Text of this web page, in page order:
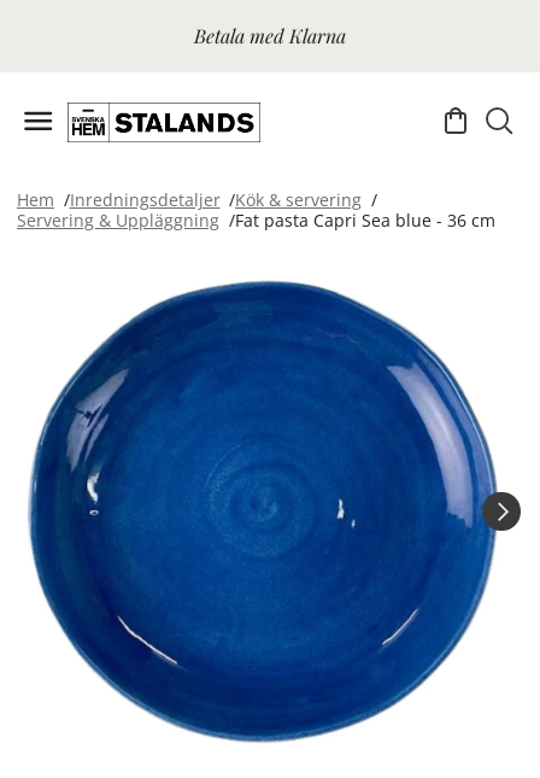
Betala med Klarna
Hem Inredningsdetaljer
Kök & servering
Servering & Uppläggning
Fat pasta Capri Sea blue - 36 cm